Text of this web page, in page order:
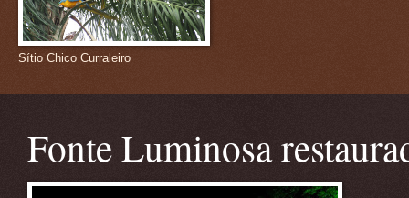
Sítio Chico Curraleiro
Fonte Luminosa